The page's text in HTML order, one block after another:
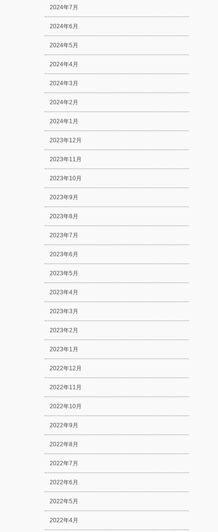
2024年7月
2024年6月
2024年5月
2024年4月
2024年3月
2024年2月
2024年1月
2023年12月
2023年11月
2023年10月
2023年9月
2023年8月
2023年7月
2023年6月
2023年5月
2023年4月
2023年3月
2023年2月
2023年1月
2022年12月
2022年11月
2022年10月
2022年9月
2022年8月
2022年7月
2022年6月
2022年5月
2022年4月